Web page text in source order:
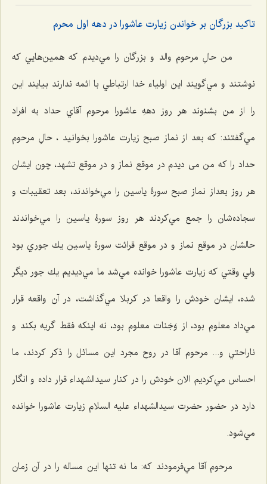
تاكيد بزرگان بر خواندن زيارت عاشورا در دهه اول محرم
من حالِ مرحوم والد و بزرگان را مي‌دیدم که همين‌هايي كه
نوشتند و مي‌گويند اين اولياء ‌خدا ارتباطي با ائمه ندارند بيايند اين
را از من بشنوند هر روز دههِ عاشورا مرحوم آقاي حداد به افراد
مي‌گفتند: كه بعد از نماز صبح زيارت عاشورا بخوانيد ، حالِ مرحوم
حداد را كه من می دیدم در موقع نماز و در موقع تشهد، چون ايشان
هر روز بعداز نماز صبح سورۀ ياسين را مي‌خواندند، بعد تعقيبات و
سجاده‌شان را جمع مي‌كردند هر روز سورۀ ياسين را مي‌خواندند
حالشان در موقع نماز و در موقع قرائت سورۀ ياسين يك جوري بود
ولي وقتي كه زيارت عاشورا خوانده مي‌شد ما مي‌ديديم يك جور ديگر
شده، ايشان خودش را واقعا در كربلا مي‌گذاشت، در آن واقعه قرار
مي‌داد معلوم بود، از وَجَنات معلوم بود، نه اينكه فقط گريه بكند و
ناراحتي و... مرحوم آقا در روح مجرد اين مسائل را ذكر كردند، ما
احساس مي‌كرديم الان خودش را در كنار سيدالشهداء قرار داده و انگار
دارد در حضور حضرت سیدالشهداء علیه السلام زيارت عاشورا خوانده
مي‌شود.
مرحوم آقا مي‌فرمودند كه: ما نه ‌تنها اين مساله را در آن زمان